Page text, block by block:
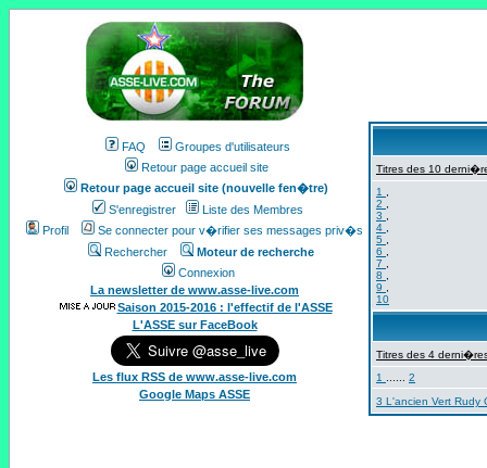
FAQ
Groupes d'utilisateurs
Retour page accueil site
Retour page accueil site (nouvelle fen�tre)
S'enregistrer
Liste des Membres
Profil
Se connecter pour v�rifier ses messages priv�s
Rechercher
Moteur de recherche
Connexion
La newsletter de www.asse-live.com
Saison 2015-2016 : l'effectif de l'ASSE
L'ASSE sur FaceBook
Les flux RSS de www.asse-live.com
Google Maps ASSE
Titres des 10
1
2
3
4
5
6
7
8
9
10
Titres des 4
1
2
3 L'ancien Vert